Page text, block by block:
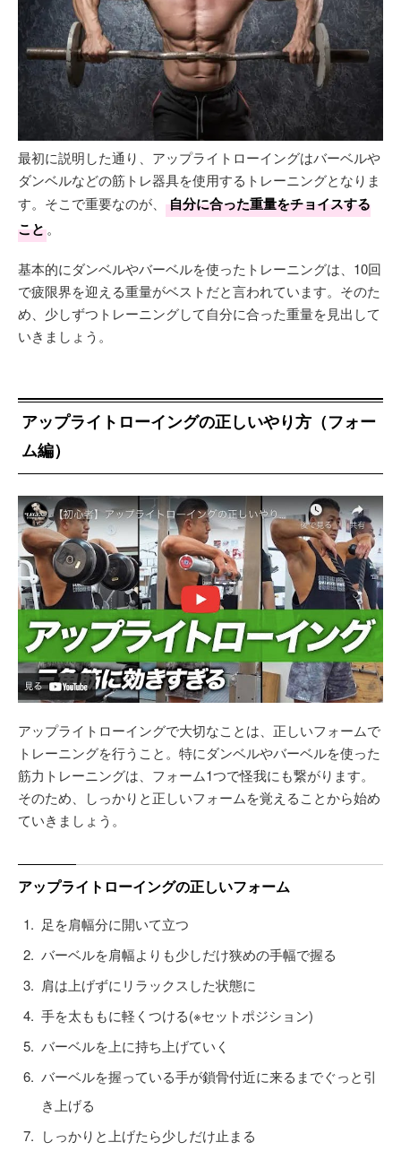
最初に説明した通り、アップライトローイングはバーベルや
ダンベルなどの筋トレ器具を使用するトレーニングとなりま
す。そこで重要なのが、
自分に合った重量をチョイスする
こと。
基本的にダンベルやバーベルを使ったトレーニングは、10回
で疲限界を迎える重量がベストだと言われています。そのた
め、少しずつトレーニングして自分に合った重量を見出して
いきましょう。
アップライトローイングの正しいやり方（フォー
ム編）
アップライトローイングで大切なことは、正しいフォームで
トレーニングを行うこと。特にダンベルやバーベルを使った
筋力トレーニングは、フォーム1つで怪我にも繋がります。
そのため、しっかりと正しいフォームを覚えることから始め
ていきましょう。
アップライトローイングの正しいフォーム
足を肩幅分に開いて立つ
バーベルを肩幅よりも少しだけ狭めの手幅で握る
肩は上げずにリラックスした状態に
手を太ももに軽くつける(※セットポジション)
バーベルを上に持ち上げていく
バーベルを握っている手が鎖骨付近に来るまでぐっと引
き上げる
しっかりと上げたら少しだけ止まる